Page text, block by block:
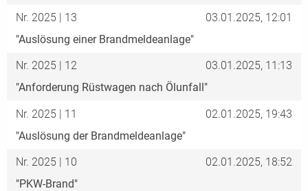
Nr. 2025 | 13
"Auslösung einer Brandmeldeanlage"
03.01.2025, 12:01
Nr. 2025 | 12
"Anforderung Rüstwagen nach Ölunfall"
03.01.2025, 11:13
Nr. 2025 | 11
"Auslösung der Brandmeldeanlage"
02.01.2025, 19:43
Nr. 2025 | 10
"PKW-Brand"
02.01.2025, 18:52